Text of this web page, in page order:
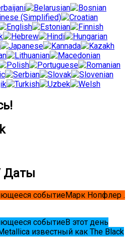
Даты
событиеМарк Нопфлер .
событиеВ этот день
известный как The Black